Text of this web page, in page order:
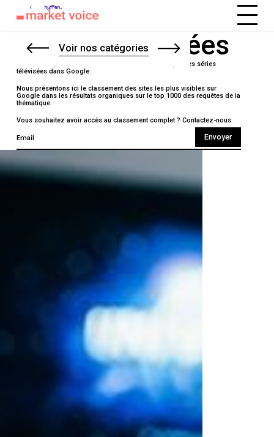
Voir nos catégories
Destinations de Voyage
Séries Télévisées
Découvrez qui sont les leaders SEO sur la thématique des séries
télévisées dans Google.
Nous présentons ici le classement des sites les plus visibles sur
Google dans les résultats organiques sur le top 1000 des requêtes de la
thématique.
Vous souhaitez avoir accès au classement complet ? Contactez-nous.